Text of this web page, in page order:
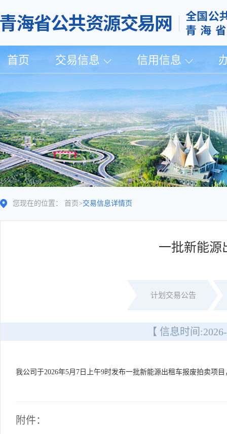
首页 交易信息 信用信息
您现在的位置： 首页 >交易信息详情页
一批新能源
计划交易公告
【 信息时间:
我公司于2026年5月7日上午9时发布一批新能源出租车报废拍卖项
附件：